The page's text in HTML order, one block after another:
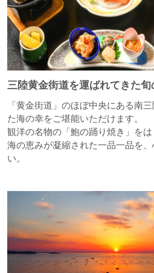
三陸黄金街道を運ばれてきた旬
「黄金街道」のほぼ中央にある南
た海の幸をご堪能いただけます。
観洋の名物の「鮑の踊り焼き」をは
海の恵みが凝縮された一品一品を
い。